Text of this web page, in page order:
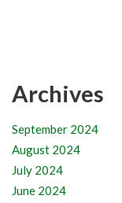
Archives
September 2024
August 2024
July 2024
June 2024